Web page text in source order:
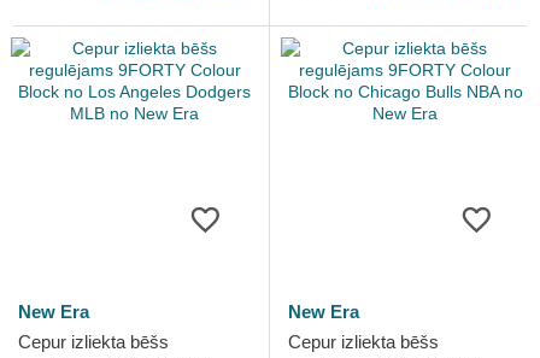
New Era
Cepur izliekta bēšs
New Era
Cepur izliekta bēšs